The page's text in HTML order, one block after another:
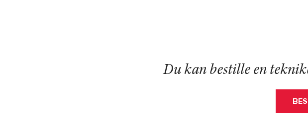
Du kan bestille en